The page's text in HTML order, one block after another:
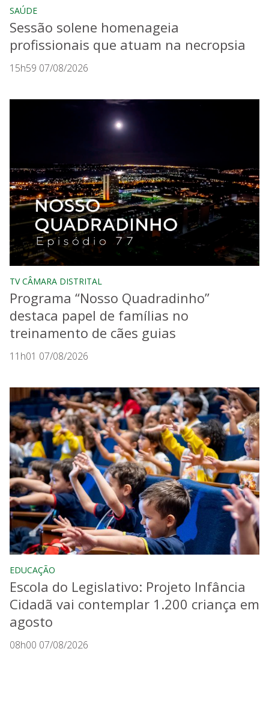
SAÚDE
Sessão solene homenageia
profissionais que atuam na necropsia
15h59 07/08/2026
TV CÂMARA DISTRITAL
Programa “Nosso Quadradinho”
destaca papel de famílias no
treinamento de cães guias
11h01 07/08/2026
EDUCAÇÃO
Escola do Legislativo: Projeto Infância
Cidadã vai contemplar 1.200 criança em
agosto
08h00 07/08/2026